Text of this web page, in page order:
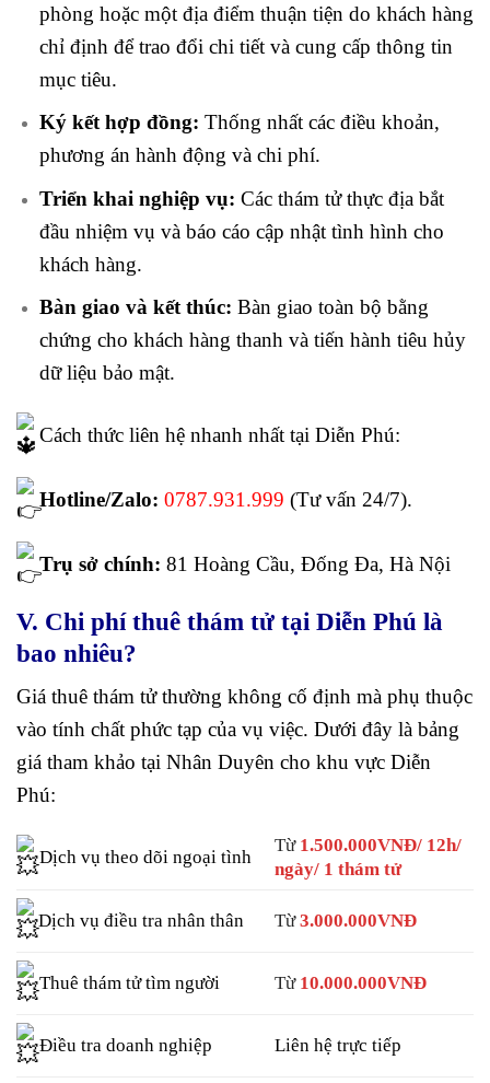
phòng hoặc một địa điểm thuận tiện do khách hàng
chỉ định để trao đổi chi tiết và cung cấp thông tin
mục tiêu.
Ký kết hợp đồng: Thống nhất các điều khoản,
phương án hành động và chi phí.
Triển khai nghiệp vụ: Các thám tử thực địa bắt
đầu nhiệm vụ và báo cáo cập nhật tình hình cho
khách hàng.
Bàn giao và kết thúc: Bàn giao toàn bộ bằng
chứng cho khách hàng thanh và tiến hành tiêu hủy
dữ liệu bảo mật.
Cách thức liên hệ nhanh nhất tại Diễn Phú:
Hotline/Zalo: 0787.931.999 (Tư vấn 24/7).
Trụ sở chính: 81 Hoàng Cầu, Đống Đa, Hà Nội
V. Chi phí thuê thám tử tại Diễn Phú là
bao nhiêu?
Giá thuê thám tử thường không cố định mà phụ thuộc
vào tính chất phức tạp của vụ việc. Dưới đây là bảng
giá tham khảo tại Nhân Duyên cho khu vực Diễn
Phú:
Dịch vụ theo dõi ngoại tình
Từ 1.500.000VNĐ/ 12h/
ngày/ 1 thám tử
Dịch vụ điều tra nhân thân Từ3.000.000VNĐ
Thuê thám tử tìm người Từ 10.000.000VNĐ
Điều tra doanh nghiệp Liên hệ trực tiếp